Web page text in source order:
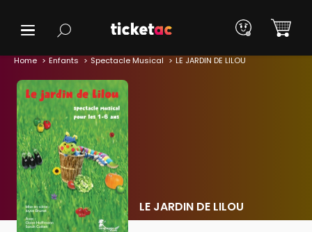
Home Enfants Spectacle Musical LE JARDIN DE LILOU
LE JARDIN DE LILOU